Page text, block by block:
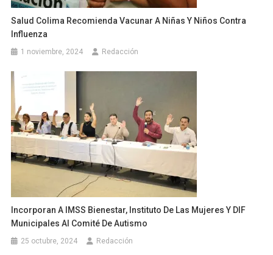
Salud Colima Recomienda Vacunar A Niñas Y Niños Contra
Influenza
1 noviembre, 2024 Redacción
Incorporan A IMSS Bienestar, Instituto De Las Mujeres Y DIF
Municipales Al Comité De Autismo
25 octubre, 2024 Redacción